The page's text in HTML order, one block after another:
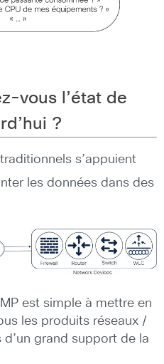
vous l’état de
?
s’appuient
les données dans des
est simple à mettre en
les produits réseaux /
grand support de la